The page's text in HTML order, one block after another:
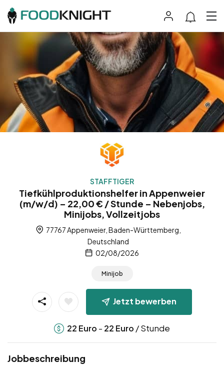
STAFFTIGER
Tiefkühlproduktionshelfer in Appenweier
(m/w/d) – 22,00 € / Stunde – Nebenjobs,
Minijobs, Vollzeitjobs
77767 Appenweier, Baden-Württemberg,
Deutschland
02/08/2026
Minijob
Jetzt bewerben
22 Euro - 22 Euro / Stunde
Jobbeschreibung